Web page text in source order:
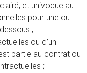
et univoque au
pour une ou
;
ou d’un
partie au contrat ou
;